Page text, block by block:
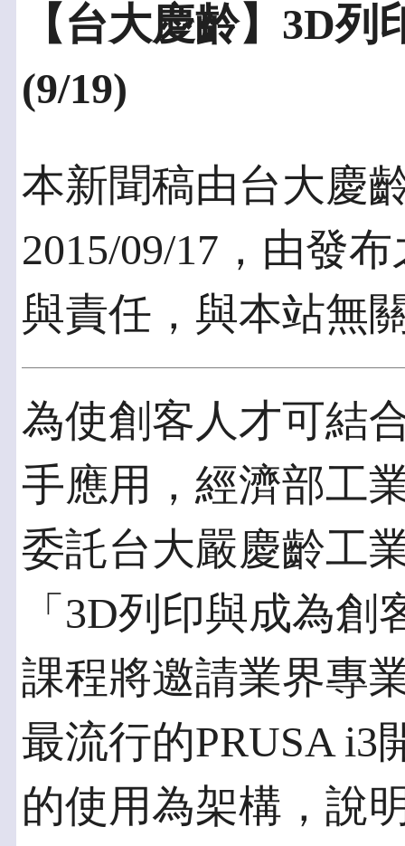
【台大慶齡】3D
(9/19)
本新聞稿由台大慶
2015/09/17，由發
與責任，與本站無
為使創客人才可結
手應用，經濟部工
委託台大嚴慶齡工
「3D列印與成為
課程將邀請業界專
最流行的PRUSA i3
的使用為架構，說